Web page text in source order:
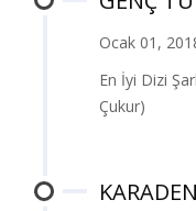
Ocak 01,
En İyi Dizi
Çukur)